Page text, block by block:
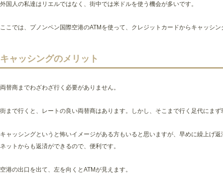
外国人の私達はリエルではなく、街中では米ドルを使う機会が多いです。
ここでは、プノンペン国際空港のATMを使って、クレジットカードからキャッシ
キャッシングのメリット
両替商までわざわざ行く必要がありません。
街まで行くと、レートの良い両替商はあります。しかし、そこまで行く足代にま
キャッシングというと怖いイメージがある方もいると思いますが、早めに繰上げ
ネットからも返済ができるので、便利です。
空港の出口を出て、左を向くとATMが見えます。